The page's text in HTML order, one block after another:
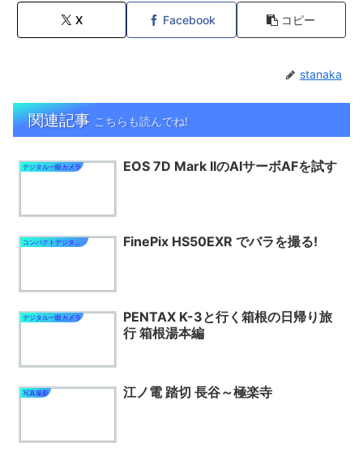
X Facebook コピー
stanaka
関連記事 こちらも読んでね!
デジタル一眼カメラ EOS 7D Mark IIのAIサーボAFを試す
コンパクトデジタルカメラ FinePix HS50EXR でバラを撮る!
デジタル一眼カメラ
PENTAX K-3と行く箱根の日帰り旅
行 箱根湯本編
写真撮影 江ノ電 踏切 長谷～極楽寺